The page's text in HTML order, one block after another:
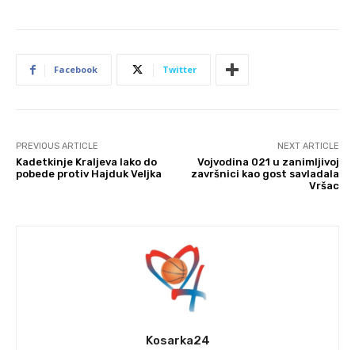
Facebook Twitter
PREVIOUS ARTICLE
Kadetkinje Kraljeva lako do
pobede protiv Hajduk Veljka
NEXT ARTICLE
Vojvodina 021 u zanimljivoj
završnici kao gost savladala
Vršac
Kosarka24